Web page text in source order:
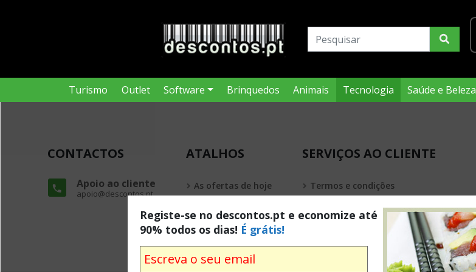
Turismo Outlet Software Brinquedos Animais Tecnologia Saúde e Beleza
Registe-se no descontos.pt e economize até
90% todos os dias! É grátis!
CONTACTOS
Apoio ao cliente
apoio@descontos.pt
ATALHOS
As ofertas de hoje
SERVIÇOS AO CLIENTE
Termos e condições
Política de privacidade
Condições Legais Passatempos